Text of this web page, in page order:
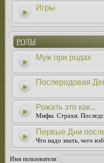
Игры
РОДЫ
Муж при родах
Послеродовая
Рожать это как...
Мифы. Страхи.
Первые Дни
Что надо знать, чего
Имя пользователя: